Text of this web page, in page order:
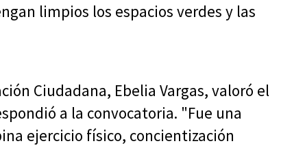
limpios los espacios verdes y las
Ciudadana, Ebelia Vargas, valoró el
a la convocatoria. "Fue una
ejercicio físico, concientización